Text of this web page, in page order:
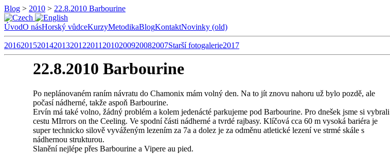
Blog > 2010 > 22.8.2010 Barbourine
ÚvodO násHorský vůdceKurzyMetodikaBlogKontaktNovinky (old)
201620152014201320122011 2010200920082007Starší fotogalerie2017
22.8.2010 Barbourine
Po neplánovaném raním návratu do Chamonix mám volný den. Na to jít znovu nahoru už bylo pozdě, ale
počasí nádherné, takže aspoň Barbourine.
Ervín má také volno, žádný problém a kolem jedenácté parkujeme pod Barbourine. Pro dnešek jsme si vybrali
cestu MIrrors on the Ceeling. Ve spodní části nádherné a tvrdé rajbasy. Klíčová cca 60 m vysoká bariéra je
super technicko silově vyváženým lezením za 7a a dolez je za odměnu atletické lezení ve strmé skále s
nádhernou strukturou.
Slanění nejlépe přes Barbourine a Vipere au pied.